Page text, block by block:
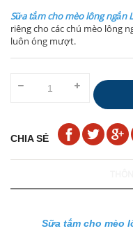
Sữa tắm cho mèo lông ngắn
riêng cho các chú mèo lông
luôn óng mượt.
CHIA SẺ
Sữa tắm cho mèo